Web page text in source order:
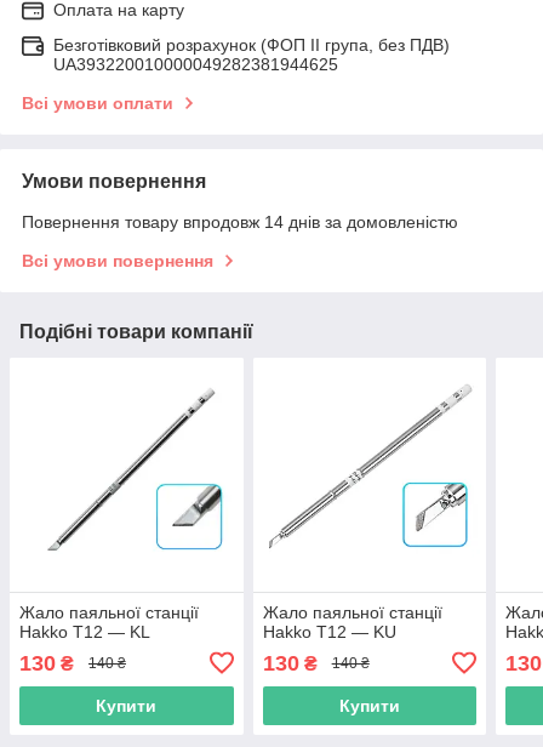
Оплата на карту
Безготівковий розрахунок (ФОП ІІ група, без ПДВ)
UA393220010000049282381944625
Всі умови оплати
Умови повернення
Повернення товару впродовж 14 днів за домовленістю
Всі умови повернення
Подібні товари компанії
Жало паяльної станції
Hakko T12 — KL
130 ₴ 140 ₴
Купити
Жало паяльної станції
Hakko T12 — KU
130₴ 140 ₴
Купити
130